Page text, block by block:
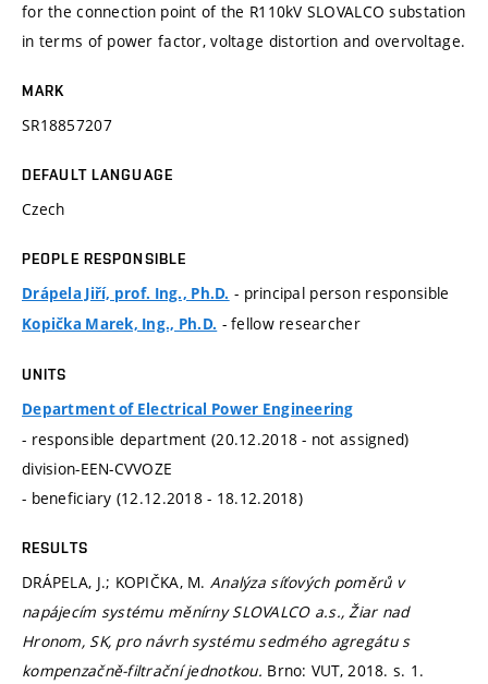
for the connection point of the R110kV SLOVALCO substation
in terms of power factor, voltage distortion and overvoltage.
MARK
SR18857207
DEFAULT LANGUAGE
Czech
PEOPLE RESPONSIBLE
Drápela Jiří, prof. Ing., Ph.D. - principal person responsible
Kopička Marek, Ing., Ph.D. - fellow researcher
UNITS
Department of Electrical Power Engineering
- responsible department (20.12.2018 - not assigned)
division-EEN-CVVOZE
- beneficiary (12.12.2018 - 18.12.2018)
RESULTS
DRÁPELA, J.; KOPIČKA, M. Analýza síťových poměrů v
napájecím systému měnírny SLOVALCO a.s., Žiar nad
Hronom, SK, pro návrh systému sedmého agregátu s
kompenzačně-filtrační jednotkou. Brno: VUT, 2018.s. 1.